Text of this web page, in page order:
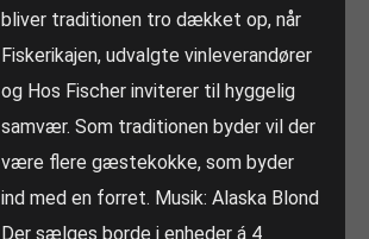
bliver traditionen tro dækket op, når
Fiskerikajen, udvalgte vinleverandører
og Hos Fischer inviterer til hyggelig
samvær. Som traditionen byder vil der
være flere gæstekokke, som byder
ind med en forret. Musik: Alaska Blond
Der sælges borde i enheder á 4